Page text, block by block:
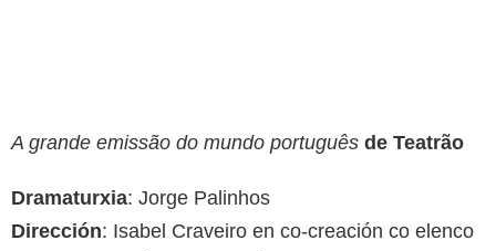
A grande emissão do mundo português de Teatrão
Dramaturxia: Jorge Palinhos
Dirección: Isabel Craveiro en co-creación co elenco